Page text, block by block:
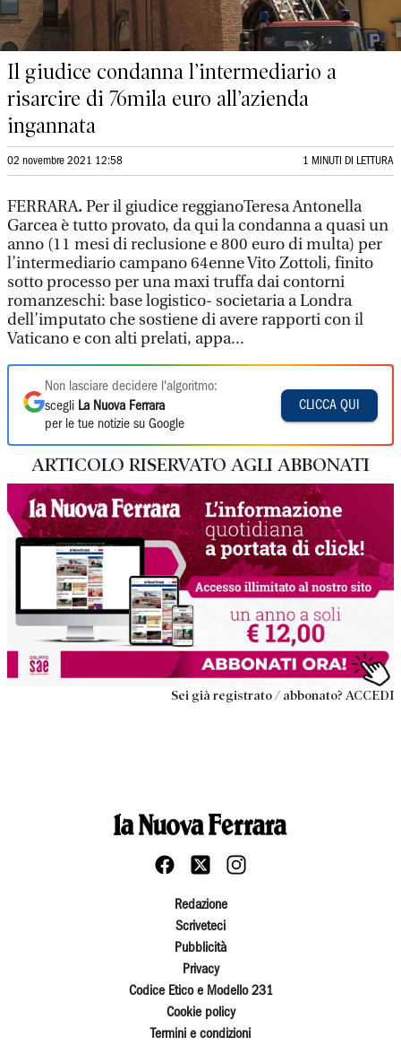
Il giudice condanna l’intermediario a
risarcire di 76mila euro all’azienda
ingannata
02 novembre 2021 12:58 1 MINUTI DI LETTURA
FERRARA.Per il giudice reggianoTeresa Antonella
Garcea è tutto provato, da qui la condanna a quasi un
anno (11 mesi di reclusione e 800 euro di multa) per
l’intermediario campano 64enne Vito Zottoli, finito
sotto processo per una maxi truffa dai contorni
romanzeschi: base logistico- societaria a Londra
dell’imputato che sostiene di avere rapporti con il
Vaticano e con alti prelati, appa...
Non lasciare decidere l'algoritmo:
scegli La Nuova Ferrara
per le tue notizie su Google
CLICCA QUI
ARTICOLO RISERVATO AGLI ABBONATI
Sei già registrato / abbonato? ACCEDI
Redazione
Scriveteci
Pubblicità
Privacy
Codice Etico e Modello 231
Cookie policy
Termini e condizioni